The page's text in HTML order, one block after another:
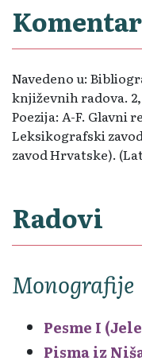
Komentar
Navedeno u:
književnih radova.
Poezija: A-F. Glavni
Leksikografski
zavod Hrvatske).
Radovi
Monografije
Pesme I
Pisma iz